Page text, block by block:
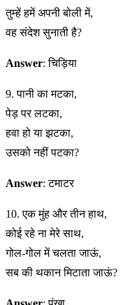
तुम्हें हमें अपनी बोली में,
वह संदेश सुनाती है?
Answer: चिड़िया
9. पानी का मटका,
पेड़ पर लटका,
हवा हो या झटका,
उसको नहीं पटका?
Answer: टमाटर
10. एक मुंह और तीन हाथ,
कोई रहे ना मेरे साथ,
गोल-गोल में चलता जाऊं,
सब की थकान मिटाता जाऊं?